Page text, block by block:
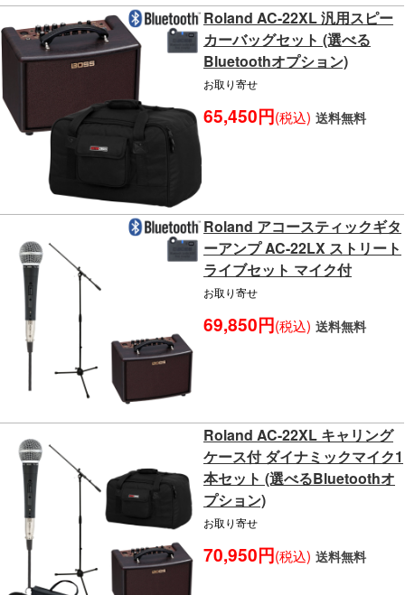
Roland AC-22XL 汎用スピー
カーバッグセット (選べる
Bluetoothオプション)
お取り寄せ
65,450円(税込) 送料無料
Roland アコースティックギタ
ーアンプ AC-22LX ストリート
ライブセット マイク付
お取り寄せ
69,850円(税込) 送料無料
Roland AC-22XL キャリング
ケース付 ダイナミックマイク1
本セット (選べるBluetoothオ
プション)
お取り寄せ
70,950円(税込) 送料無料